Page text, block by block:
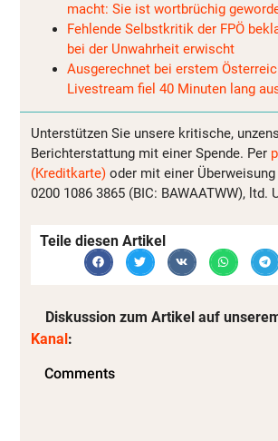
macht: Sie ist wortbrüchig
Fehlende Selbstkritik der FPÖ
bei der Unwahrheit erwischt
Ausgerechnet bei erstem
Livestream fiel 40 Minuten lang
Unterstützen Sie unsere kritische,
Berichterstattung mit einer Spende. Per
(Kreditkarte) oder mit einer Überweisung
0200 1086 3865 (BIC: BAWAATWW), ltd.
Teile diesen Artikel
Diskussion zum Artikel auf
Kanal: